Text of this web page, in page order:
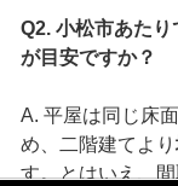
Q2. 小松市あた
が目安ですか？
A. 平屋は同じ床
め、二階建てより
す。とはいえ、